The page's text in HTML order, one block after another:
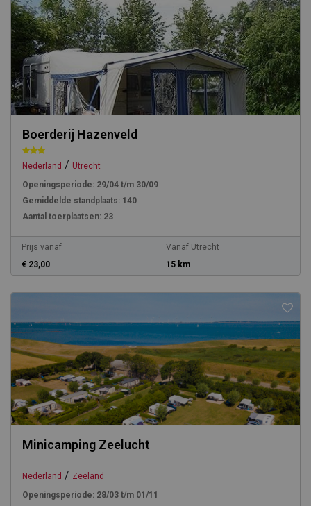
Boerderij Hazenveld
Nederland / Utrecht
Openingsperiode: 29/04 t/m 30/09
Gemiddelde standplaats: 140
Aantal toerplaatsen: 23
Prijs vanaf
€ 23,00
Vanaf Utrecht
15 km
Minicamping Zeelucht
Nederland / Zeeland
Openingsperiode: 28/03 t/m 01/11